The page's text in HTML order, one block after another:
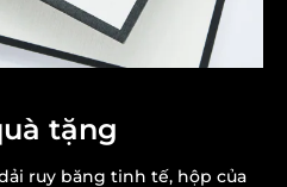
tặng
ruy băng tinh tế, hộp của